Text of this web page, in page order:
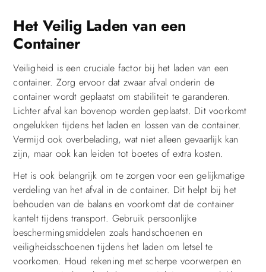
Het Veilig Laden van een
Container
Veiligheid is een cruciale factor bij het laden van een
container. Zorg ervoor dat zwaar afval onderin de
container wordt geplaatst om stabiliteit te garanderen.
Lichter afval kan bovenop worden geplaatst. Dit voorkomt
ongelukken tijdens het laden en lossen van de container.
Vermijd ook overbelading, wat niet alleen gevaarlijk kan
zijn, maar ook kan leiden tot boetes of extra kosten.
Het is ook belangrijk om te zorgen voor een gelijkmatige
verdeling van het afval in de container. Dit helpt bij het
behouden van de balans en voorkomt dat de container
kantelt tijdens transport. Gebruik persoonlijke
beschermingsmiddelen zoals handschoenen en
veiligheidsschoenen tijdens het laden om letsel te
voorkomen. Houd rekening met scherpe voorwerpen en